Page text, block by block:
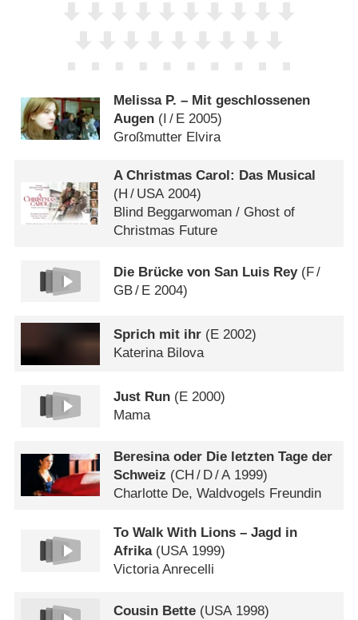
Melissa P. – Mit geschlossenen
Augen (I / E 2005)
Großmutter Elvira
A Christmas Carol: Das Musical
(H / USA2004)
Blind Beggarwoman /​ Ghost of
Christmas Future
Die Brücke von San Luis Rey(F/
GB/ E 2004)
Sprich mit ihr (E 2002)
Katerina Bilova
Just Run (E 2000)
Mama
Beresina oder Die letzten Tage der
Schweiz (CH / D/A1999)
Charlotte De, Waldvogels Freundin
To Walk With Lions – Jagd in
Afrika(USA 1999)
Victoria Anrecelli
Cousin Bette (USA 1998)